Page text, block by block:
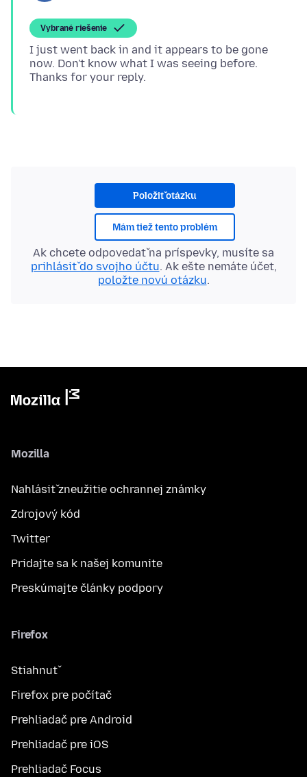
Vybrané riešenie
I just went back in and it appears to be gone
now. Don't know what I was seeing before.
Položiť otázku
Mám tiež tento problém
Ak chcete odpovedať na príspevky, musíte sa
prihlásiť do svojho účtu. Ak ešte nemáte účet,
položte novú otázku.
Mozilla
Nahlásiť zneužitie ochrannej známky
Zdrojový kód
Twitter
Pridajte sa k našej komunite
Preskúmajte články podpory
Firefox
Stiahnuť
Firefox pre počítač
Prehliadač pre Android
Prehliadač pre iOS
Prehliadač Focus